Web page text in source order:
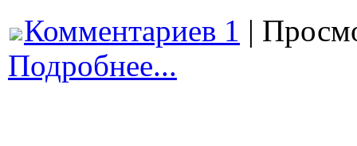
Комментариев 1 |
Подробнее...